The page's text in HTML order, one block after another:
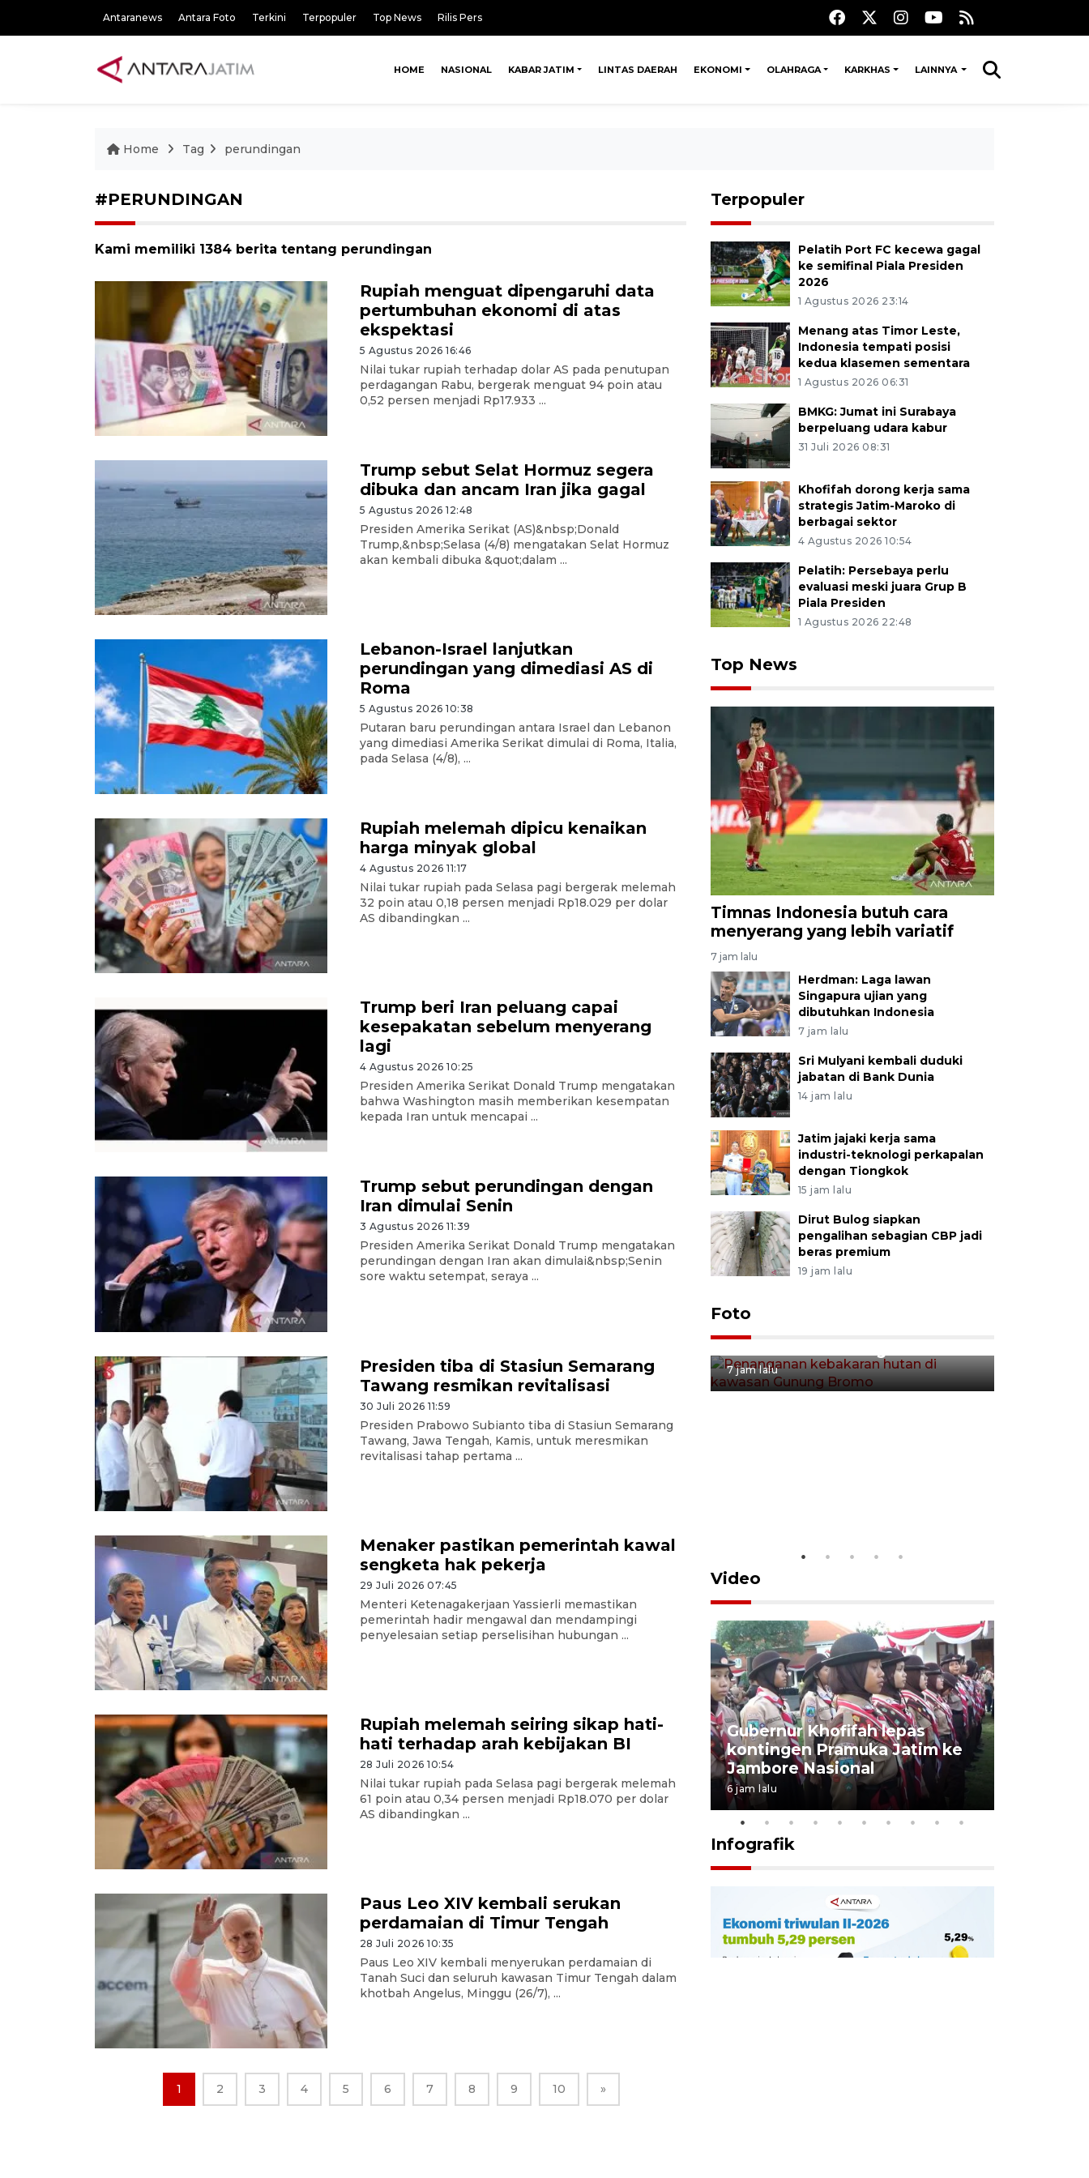
Antaranews Antara Foto Terkini Terpopuler Top News Rilis Pers
HOME NASIONAL KABAR JATIM LINTAS DAERAH EKONOMI OLAHRAGA KARKHAS LAINNYA
Home Tag perundingan
#PERUNDINGAN
Kami memiliki 1384 berita tentang perundingan
Rupiah menguat dipengaruhi data
pertumbuhan ekonomi di atas
ekspektasi
5 Agustus 2026 16:46
Nilai tukar rupiah terhadap dolar AS pada penutupan
perdagangan Rabu, bergerak menguat 94 poin atau
0,52 persen menjadi Rp17.933 ...
Trump sebut Selat Hormuz segera
dibuka dan ancam Iran jika gagal
5 Agustus 2026 12:48
Presiden Amerika Serikat (AS)&nbsp;Donald
Trump,&nbsp;Selasa (4/8) mengatakan Selat Hormuz
akan kembali dibuka &quot;dalam ...
Lebanon-Israel lanjutkan
perundingan yang dimediasi AS di
Roma
5 Agustus 2026 10:38
Putaran baru perundingan antara Israel dan Lebanon
yang dimediasi Amerika Serikat dimulai di Roma, Italia,
pada Selasa (4/8), ...
Rupiah melemah dipicu kenaikan
harga minyak global
4 Agustus 2026 11:17
Nilai tukar rupiah pada Selasa pagi bergerak melemah
32 poin atau 0,18 persen menjadi Rp18.029 per dolar
AS dibandingkan ...
Trump beri Iran peluang capai
kesepakatan sebelum menyerang
lagi
4 Agustus 2026 10:25
Presiden Amerika Serikat Donald Trump mengatakan
bahwa Washington masih memberikan kesempatan
kepada Iran untuk mencapai ...
Trump sebut perundingan dengan
Iran dimulai Senin
3 Agustus 2026 11:39
Presiden Amerika Serikat Donald Trump mengatakan
perundingan dengan Iran akan dimulai&nbsp;Senin
sore waktu setempat, seraya ...
Presiden tiba di Stasiun Semarang
Tawang resmikan revitalisasi
30 Juli 2026 11:59
Presiden Prabowo Subianto tiba di Stasiun Semarang
Tawang, Jawa Tengah, Kamis, untuk meresmikan
revitalisasi tahap pertama ...
Menaker pastikan pemerintah kawal
sengketa hak pekerja
29 Juli 2026 07:45
Menteri Ketenagakerjaan Yassierli memastikan
pemerintah hadir mengawal dan mendampingi
penyelesaian setiap perselisihan hubungan ...
Rupiah melemah seiring sikap hati-
hati terhadap arah kebijakan BI
28 Juli 2026 10:54
Nilai tukar rupiah pada Selasa pagi bergerak melemah
61 poin atau 0,34 persen menjadi Rp18.070 per dolar
AS dibandingkan ...
Paus Leo XIV kembali serukan
perdamaian di Timur Tengah
28 Juli 2026 10:35
Paus Leo XIV kembali menyerukan perdamaian di
Tanah Suci dan seluruh kawasan Timur Tengah dalam
khotbah Angelus, Minggu (26/7), ...
1 2 3 4 5 6 7 8 9 10 »
Terpopuler
Pelatih Port FC kecewa gagal
ke semifinal Piala Presiden
2026
1 Agustus 2026 23:14
Menang atas Timor Leste,
Indonesia tempati posisi
kedua klasemen sementara
1 Agustus 2026 06:31
BMKG: Jumat ini Surabaya
berpeluang udara kabur
31 Juli 2026 08:31
Khofifah dorong kerja sama
strategis Jatim-Maroko di
berbagai sektor
4 Agustus 2026 10:54
Pelatih: Persebaya perlu
evaluasi meski juara Grup B
Piala Presiden
1 Agustus 2026 22:48
Top News
Timnas Indonesia butuh cara
menyerang yang lebih variatif
7 jam lalu
Herdman: Laga lawan
Singapura ujian yang
dibutuhkan Indonesia
7 jam lalu
Sri Mulyani kembali duduki
jabatan di Bank Dunia
14 jam lalu
Jatim jajaki kerja sama
industri-teknologi perkapalan
dengan Tiongkok
15 jam lalu
Dirut Bulog siapkan
pengalihan sebagian CBP jadi
beras premium
19 jam lalu
Foto
Penanganan kebakaran hutan
7 jam lalu
Video
BNPB optimalkan penguatan
Desa Tangguh Bencana di
Jawa Timur
5 Agustus 2026 19:09
Gubernur Khofifah lepas
kontingen Pramuka Jatim ke
Jambore Nasional
6 jam lalu
Infografik